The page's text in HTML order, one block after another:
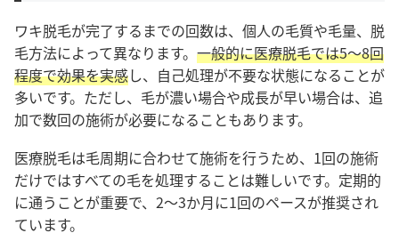
ワキ脱毛が完了するまでの回数は、個人の毛質や毛量、脱
毛方法によって異なります。 一般的に医療脱毛では5〜8回
程度で効果を実感し、自己処理が不要な状態になることが
多いです。ただし、毛が濃い場合や成長が早い場合は、追
加で数回の施術が必要になることもあります。
医療脱毛は毛周期に合わせて施術を行うため、1回の施術
だけではすべての毛を処理することは難しいです。定期的
に通うことが重要で、2〜3か月に1回のペースが推奨され
ています。